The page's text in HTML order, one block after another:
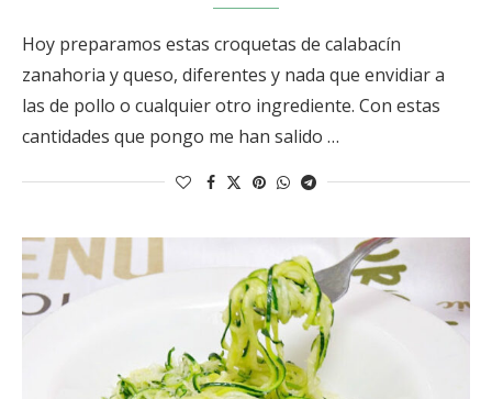
Hoy preparamos estas croquetas de calabacín
zanahoria y queso, diferentes y nada que envidiar a
las de pollo o cualquier otro ingrediente. Con estas
cantidades que pongo me han salido …